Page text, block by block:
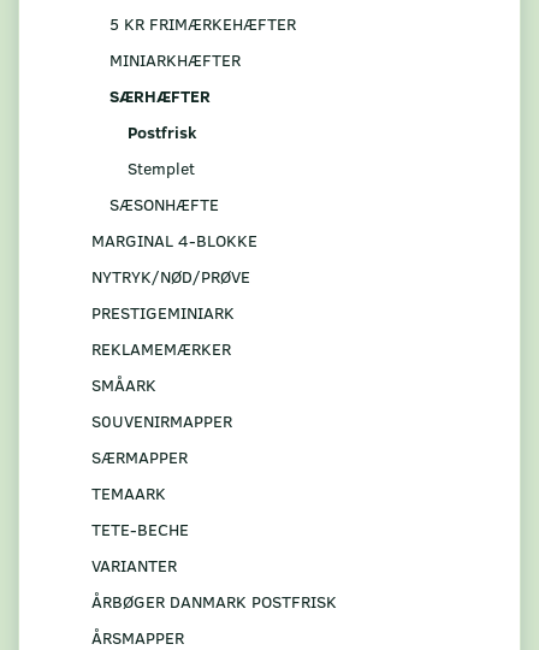
5 KR FRIMÆRKEHÆFTER
MINIARKHÆFTER
SÆRHÆFTER
Postfrisk
Stemplet
SÆSONHÆFTE
MARGINAL 4-BLOKKE
NYTRYK/NØD/PRØVE
PRESTIGEMINIARK
REKLAMEMÆRKER
SMÅARK
S0UVENIRMAPPER
SÆRMAPPER
TEMAARK
TETE-BECHE
VARIANTER
ÅRBØGER DANMARK POSTFRISK
ÅRSMAPPER